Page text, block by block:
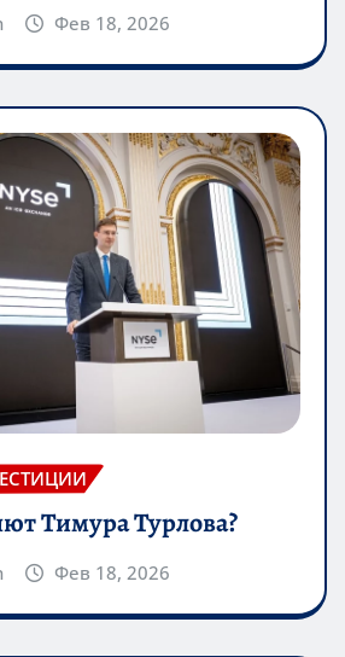
Фев 18, 2026
Тимура Турлова?
Фев 18, 2026